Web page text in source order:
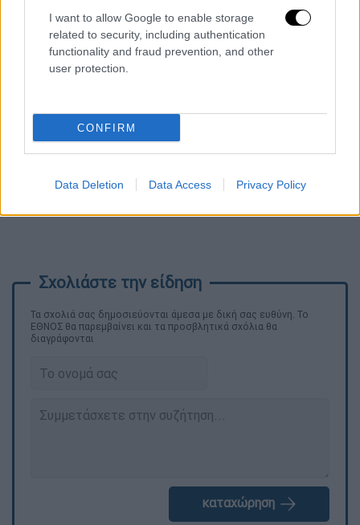
I want to allow Google to enable storage
related to security, including authentication
functionality and fraud prevention, and other
user protection.
CONFIRM
Data Deletion Data Access Privacy Policy
τη Δανάη Μπάρκα να μην μπορεί να
συγκρατήσει τα δάκριά της.
Τα σχολιά σας δημοσιεύονται άμεσα με δική σας ευθύνη. Το
ΕΘΝΟΣ θα παρεμβαίνει και τα προσβλητικά σχόλια θα
διαγράφονται
καταχώρηση